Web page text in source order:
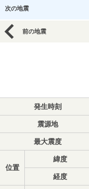
次の地震
前の地震
発生時刻
震源地
最大震度
位置
緯度
経度